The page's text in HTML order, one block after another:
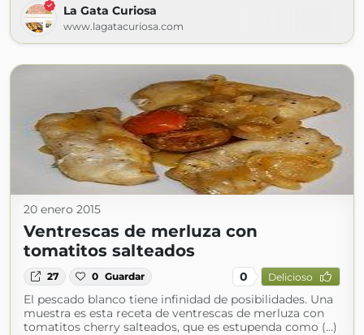
La Gata Curiosa
www.lagatacuriosa.com
20 enero 2015
Ventrescas de merluza con
tomatitos salteados
27 0 Guardar 0 Delicioso
El pescado blanco tiene infinidad de posibilidades. Una
muestra es esta receta de ventrescas de merluza con
tomatitos cherry salteados, que es estupenda como (...)